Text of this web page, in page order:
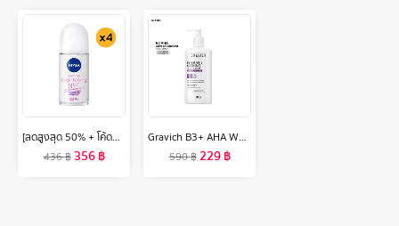
[ลดสูงสุด 50% + โค้ดลดเพิ่ม 20%]นีเวีย เอ็กซ์ตร้า ไบรท์เทนนิ่ง 8 ซูเปอร์ ฟู้ด โรลออน ระงับกลิ่นกาย สำหรับผู้หญิง 50 มล. 4 ชิ้น NIVEA
436฿ 356฿
Gravich B3+ AHA White Concentrate Body Serum 200 g
590฿229฿